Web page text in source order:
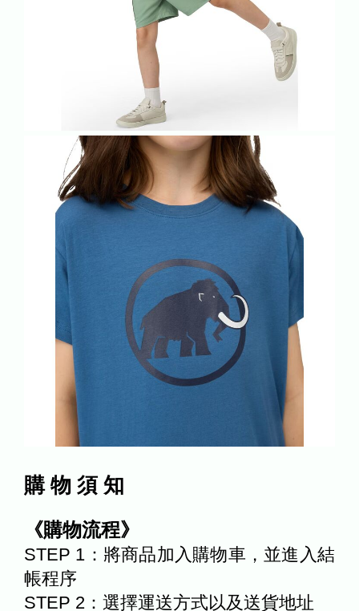
購 物 須 知
《購物流程》
STEP 1：將商品加入購物車，並進入結
帳程序
STEP 2：選擇運送方式以及送貨地址